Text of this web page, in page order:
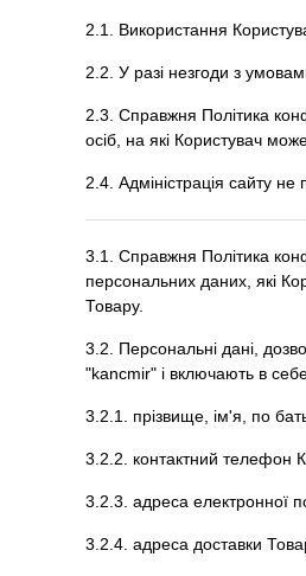
2.1. Використання
2.2. У разі незгоди з
2.3. Справжня Політика
осіб, на які Користувач
2.4. Адміністрація сайту
3.1. Справжня Політика
персональних даних, які
Товару.
3.2. Персональні дані,
"kancmir" і включають в
3.2.1. прізвище, ім'я, по
3.2.2. контактний телефон
3.2.3. адреса електронної
3.2.4. адреса доставки